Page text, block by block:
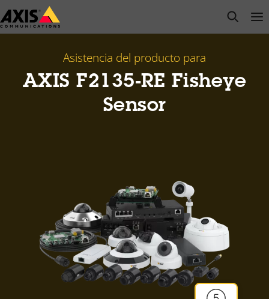
Saltar
al
open
Asistencia del producto para
AXIS F2135-RE Fisheye
Sensor